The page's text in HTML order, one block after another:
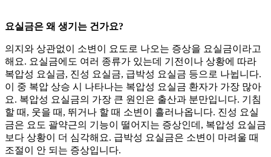
요실금은 왜 생기는 건가요?
의지와 상관없이 소변이 요도로 나오는 증상을 요실금이라고
해요. 요실금에도 여러 종류가 있는데 기전이나 상황에 따라
복압성 요실금, 진성 요실금, 급박성 요실금 등으로 나뉩니다.
이 중 복압 상승 시 나타나는 복압성 요실금 환자가 가장 많아
요. 복압성 요실금의 가장 큰 원인은 출산과 분만입니다. 기침
할 때, 웃을 때, 뛰거나 할 때 소변이 흘러나옵니다. 진성 요실
금은 요도 괄약근의 기능이 떨어지는 증상인데, 복압성 요실금
보다 상황이 더 심각해요. 급박성 요실금은 소변이 마려울 때
조절이 안 되는 증상입니다.